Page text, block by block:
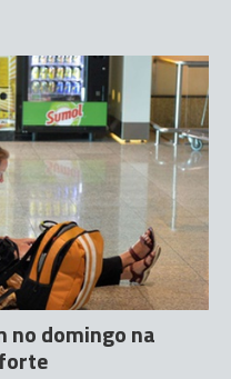
no domingo na